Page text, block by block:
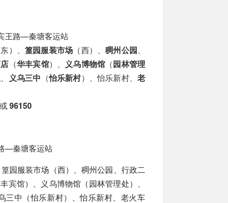
路—秦塘客运站
）、篁园服装市场 （西）、稠州公园、
（华丰宾馆）、 义乌博物馆 （园林管理
、 义乌三中 （怡乐新村）、怡乐新村、老
或96150
—秦塘客运站
园服装市场（西）、稠州公园、行政二
馆）、义乌博物馆（园林管理处）、
三中（怡乐新村）、怡乐新村、老火车